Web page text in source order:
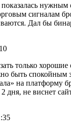
сигналам
Дал бы
только
быть спокойным
на платформу
2 дня, не виснет